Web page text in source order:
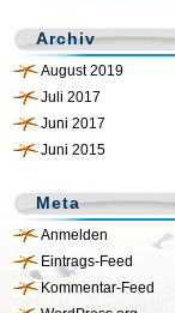
Archiv
August 2019
Juli 2017
Juni 2017
Juni 2015
Meta
Anmelden
Eintrags-Feed
Kommentar-Feed